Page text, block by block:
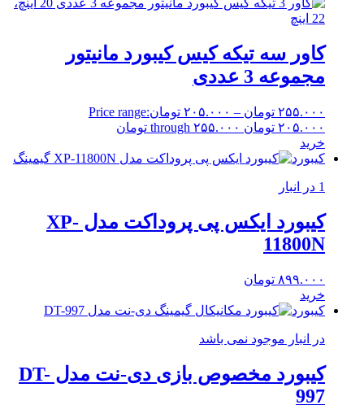
کاور سه تیکه کیس کیبورد مانیتور
مجموعه 3 عددی
۲۵۵.۰۰۰ تومان – ۲۰۵.۰۰۰ تومانPrice range:
۲۰۵.۰۰۰ تومان through ۲۵۵.۰۰۰ تومان
خرید
کیبورد
1 در انبار
کیبورد ایکس پی پروداکت مدل XP-
11800N
۸۹۹.۰۰۰ تومان
خرید
کیبورد
در انبار موجود نمی باشد
کیبورد مخصوص بازی دی-نت مدل DT-
997